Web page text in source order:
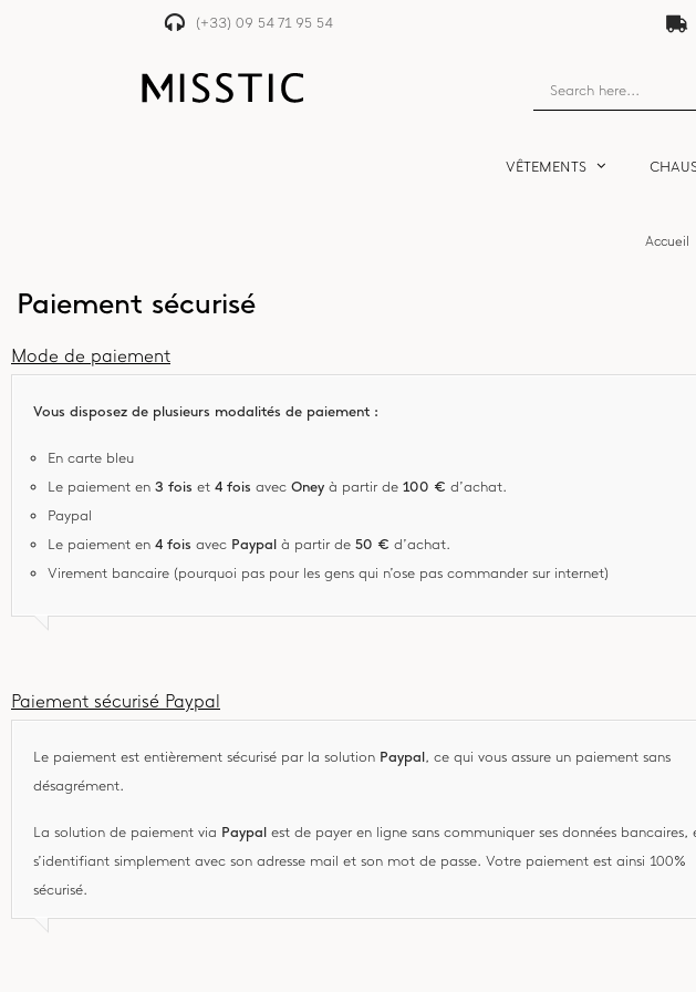
(+33) 09 54 71 95 54
VÊTEMENTS
Accueil
Paiement sécurisé
Mode de paiement
Vous disposez de plusieurs modalités de paiement :
En carte bleu
Le paiement en 3 fois et 4 fois avec Oney à partir de 100 € d’achat.
Paypal
Le paiement en 4 fois avec Paypal à partir de 50 € d’achat.
Virement bancaire (pourquoi pas pour les gens qui n’ose pas commander sur internet)
Paiement sécurisé Paypal
Le paiement est entièrement sécurisé par la solution Paypal, ce qui vous assure un paiement sans
désagrément.
La solution de paiement via Paypal est de payer en ligne sans communiquer ses données bancaires,
s’identifiant simplement avec son adresse mail et son mot de passe. Votre paiement est ainsi 100%
sécurisé.